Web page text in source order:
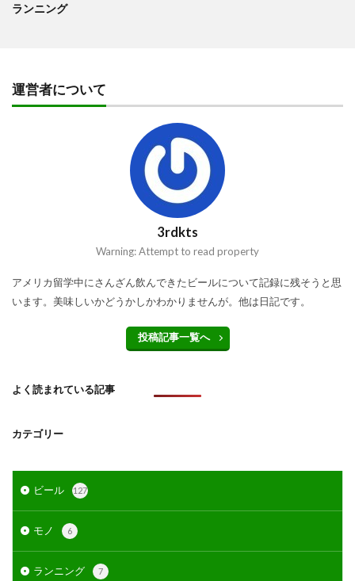
ランニング
運営者について
3rdkts
Warning: Attempt to read property
アメリカ留学中にさんざん飲んできたビールについて記録に残そうと思
います。美味しいかどうかしかわかりませんが。他は日記です。
投稿記事一覧へ
よく読まれている記事
カテゴリー
ビール 127
モノ 6
ランニング 7